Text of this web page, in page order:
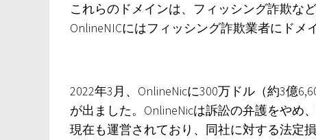
これらのドメインは、フィッシング詐欺な
OnlineNICにはフィッシング詐欺業者にドメ
2022年3月、OnlineNicに300万ドル（約3億
が出ました。OnlineNic​​は訴訟の弁護をやめ
現在も運営されており、同社に対する法定